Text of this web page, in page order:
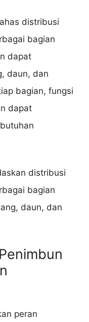
distribusi
bagian
dapat
daun, dan
bagian, fungsi
dapat
distribusi
bagian
daun, dan
peran